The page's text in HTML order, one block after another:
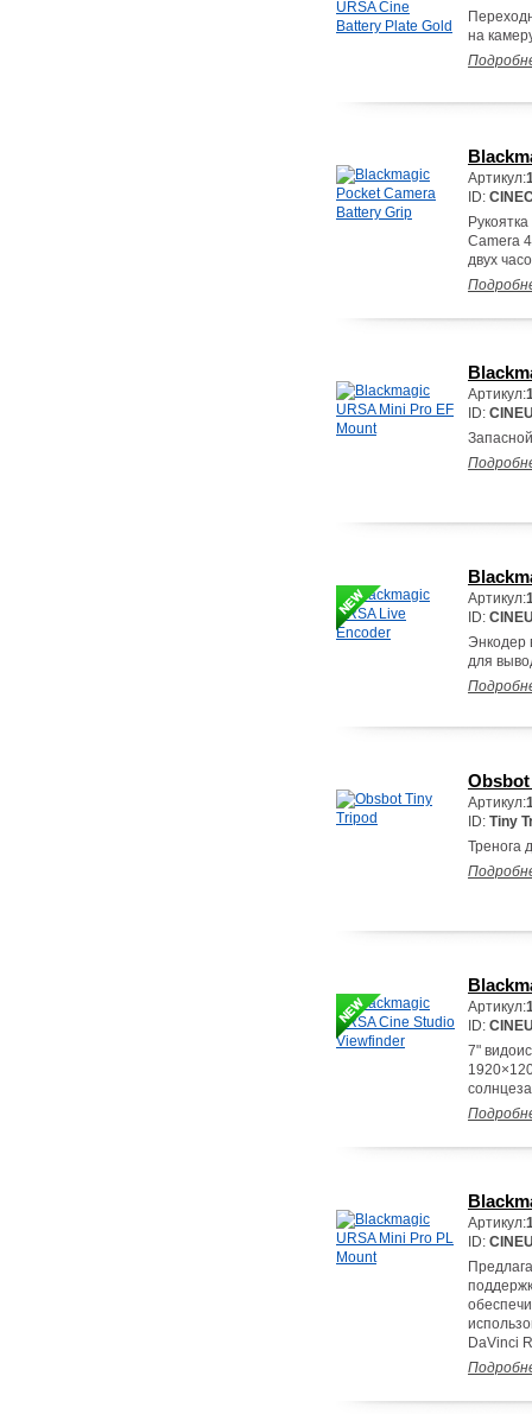
на
Артикул:
ID:
Camera
двух
Артикул:
ID:
Артикул:
ID:
Энкодер
для
Артикул:
ID: Tiny
Тренога
Артикул:
ID:
7"
Артикул:
ID:
DaVinci